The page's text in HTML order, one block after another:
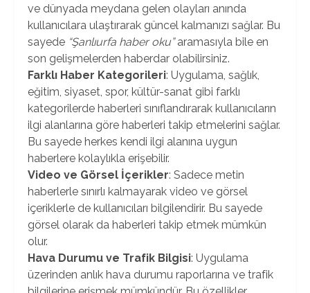
ve dünyada meydana gelen olayları anında
kullanıcılara ulaştırarak güncel kalmanızı sağlar. Bu
sayede “Şanlıurfa haber oku”aramasıyla bile en
son gelişmelerden haberdar olabilirsiniz.
Farklı Haber Kategorileri: Uygulama, sağlık,
eğitim, siyaset, spor, kültür-sanat gibi farklı
kategorilerde haberleri sınıflandırarak kullanıcıların
ilgi alanlarına göre haberleri takip etmelerini sağlar.
Bu sayede herkes kendi ilgi alanına uygun
haberlere kolaylıkla erişebilir.
Video ve Görsel İçerikler: Sadece metin
haberlerle sınırlı kalmayarak video ve görsel
içeriklerle de kullanıcıları bilgilendirir. Bu sayede
görsel olarak da haberleri takip etmek mümkün
olur.
Hava Durumu ve Trafik Bilgisi: Uygulama
üzerinden anlık hava durumu raporlarına ve trafik